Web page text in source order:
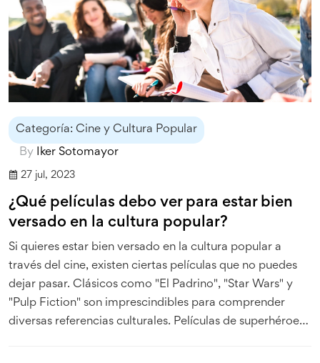
Categoría: Cine y Cultura Popular
By Iker Sotomayor
27 jul, 2023
¿Qué películas debo ver para estar bien
versado en la cultura popular?
Si quieres estar bien versado en la cultura popular a
través del cine, existen ciertas películas que no puedes
dejar pasar. Clásicos como "El Padrino", "Star Wars" y
"Pulp Fiction" son imprescindibles para comprender
diversas referencias culturales. Películas de superhéroes